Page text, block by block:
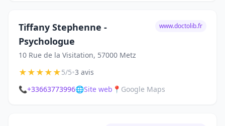
Tiffany Stephenne -
Psychologue
10 Rue de la Visitation, 57000 Metz
www.doctolib.fr
★★★★★5/5•3 avis
📞+33663773996🌐Site web 📍 Google Maps